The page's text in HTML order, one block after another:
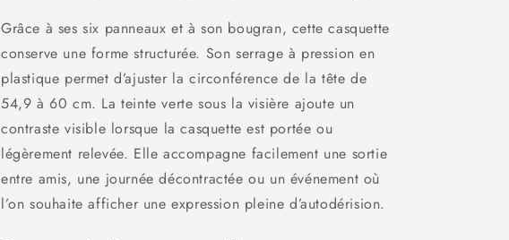
Grâce à ses six panneaux et à son bougran, cette casquette
conserve une forme structurée. Son serrage à pression en
plastique permet d’ajuster la circonférence de la tête de
54,9 à 60 cm. La teinte verte sous la visière ajoute un
contraste visible lorsque la casquette est portée ou
légèrement relevée. Elle accompagne facilement une sortie
entre amis, une journée décontractée ou un événement où
l’on souhaite afficher une expression pleine d’autodérision.